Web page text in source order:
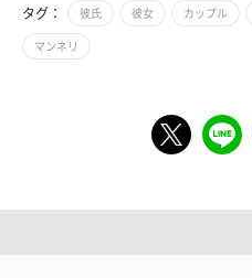
タグ： 彼氏 彼女 カップル
マンネリ